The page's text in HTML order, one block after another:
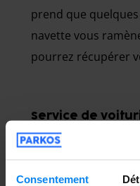
Consentement
prend que
navette vous
pourrez récupérer
Service de